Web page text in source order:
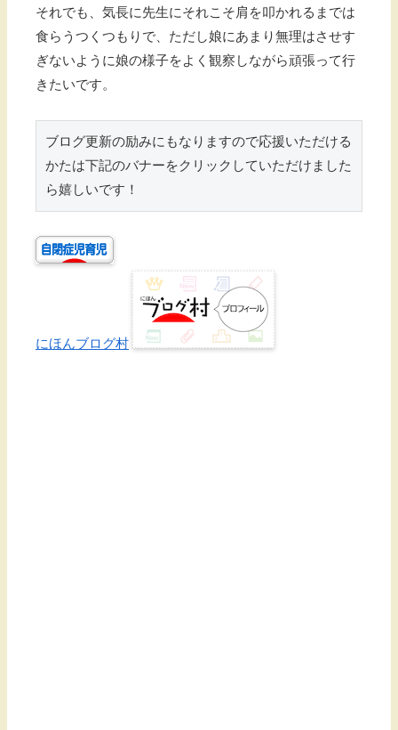
それでも、気長に先生にそれこそ肩を叩かれるまでは
食らうつくつもりで、ただし娘にあまり無理はさせす
ぎないように娘の様子をよく観察しながら頑張って行
きたいです。
ブログ更新の励みにもなりますので応援いただける
かたは下記のバナーをクリックしていただけました
ら嬉しいです！
にほんブログ村